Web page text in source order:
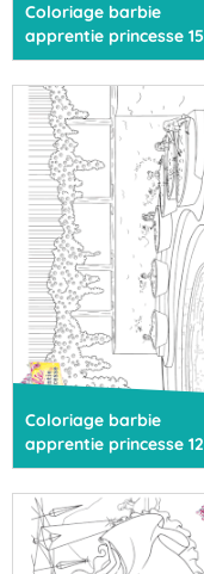
Coloriage barbie
apprentie princesse 15
Coloriage barbie
apprentie princesse 12